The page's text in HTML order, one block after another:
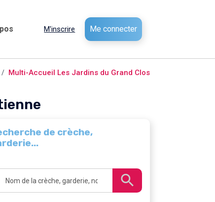
M'inscrire Me connecter
Multi-Accueil Les Jardins du Grand Clos
de crèche,